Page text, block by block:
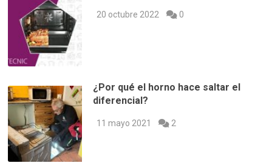
20 octubre 2022 0
¿Por qué el horno hace saltar el
diferencial?
11 mayo 2021 2